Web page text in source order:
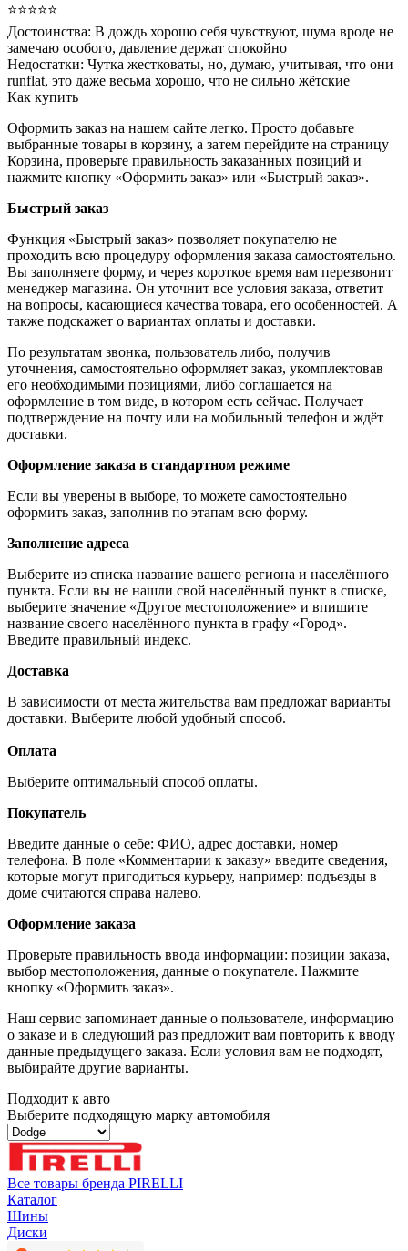
⭐⭐⭐⭐⭐
Достоинства: В дождь хорошо себя чувствуют, шума вроде не
замечаю особого, давление держат спокойно
Недостатки: Чутка жестковаты, но, думаю, учитывая, что они
runflat, это даже весьма хорошо, что не сильно жётские
Как купить
Оформить заказ на нашем сайте легко. Просто добавьте
выбранные товары в корзину, а затем перейдите на страницу
Корзина, проверьте правильность заказанных позиций и
нажмите кнопку «Оформить заказ» или «Быстрый заказ».
Быстрый заказ
Функция «Быстрый заказ» позволяет покупателю не
проходить всю процедуру оформления заказа самостоятельно.
Вы заполняете форму, и через короткое время вам перезвонит
менеджер магазина. Он уточнит все условия заказа, ответит
на вопросы, касающиеся качества товара, его особенностей. А
также подскажет о вариантах оплаты и доставки.
По результатам звонка, пользователь либо, получив
уточнения, самостоятельно оформляет заказ, укомплектовав
его необходимыми позициями, либо соглашается на
оформление в том виде, в котором есть сейчас. Получает
подтверждение на почту или на мобильный телефон и ждёт
доставки.
Оформление заказа в стандартном режиме
Если вы уверены в выборе, то можете самостоятельно
оформить заказ, заполнив по этапам всю форму.
Заполнение адреса
Выберите из списка название вашего региона и населённого
пункта. Если вы не нашли свой населённый пункт в списке,
выберите значение «Другое местоположение» и впишите
название своего населённого пункта в графу «Город».
Введите правильный индекс.
Доставка
В зависимости от места жительства вам предложат варианты
доставки. Выберите любой удобный способ.
Оплата
Выберите оптимальный способ оплаты.
Покупатель
Введите данные о себе: ФИО, адрес доставки, номер
телефона. В поле «Комментарии к заказу» введите сведения,
которые могут пригодиться курьеру, например: подъезды в
доме считаются справа налево.
Оформление заказа
Проверьте правильность ввода информации: позиции заказа,
выбор местоположения, данные о покупателе. Нажмите
кнопку «Оформить заказ».
Наш сервис запоминает данные о пользователе, информацию
о заказе и в следующий раз предложит вам повторить к вводу
данные предыдущего заказа. Если условия вам не подходят,
выбирайте другие варианты.
Подходит к авто
Выберите подходящую марку автомобиля
Все товары бренда PIRELLI
Каталог
Шины
Диски